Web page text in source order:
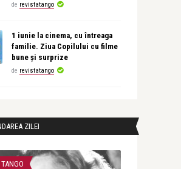
de revistatango
1 iunie la cinema, cu întreaga
familie. Ziua Copilului cu filme
bune și surprize
de revistatango
ZILEI